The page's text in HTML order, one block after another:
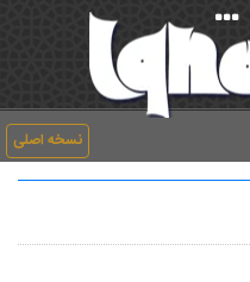
نسخه اصلی